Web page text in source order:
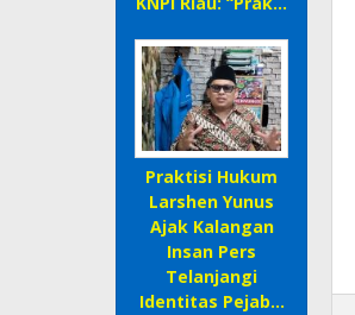
Praktisi Hukum
Larshen Yunus
Ajak Kalangan
Insan Pers
Telanjangi
Identitas Pejab…